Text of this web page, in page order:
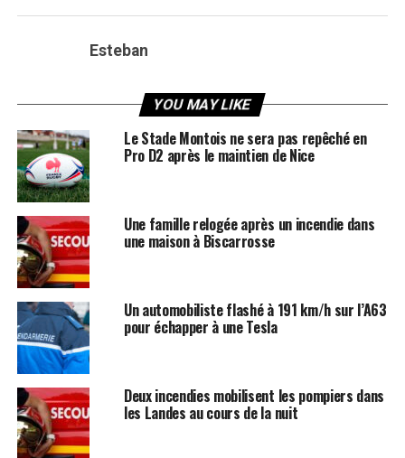
Esteban
YOU MAY LIKE
Le Stade Montois ne sera pas repêché en
Pro D2 après le maintien de Nice
Une famille relogée après un incendie dans
une maison à Biscarrosse
Un automobiliste flashé à 191 km/h sur l’A63
pour échapper à une Tesla
Deux incendies mobilisent les pompiers dans
les Landes au cours de la nuit